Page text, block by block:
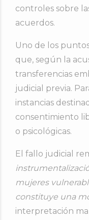
controles sobre
acuerdos.
Uno de los
que, según la
transferencias
judicial previa.
instancias
consentimiento
o psicológicas.
El fallo judicial
mujeres
constituye una
interpretación